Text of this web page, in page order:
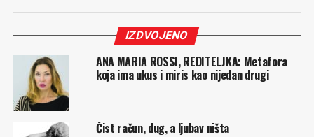
IZDVOJENO
ANA MARIA ROSSI, REDITELJKA: Metafora
koja ima ukus i miris kao nijedan drugi
Čist račun, dug, a ljubav ništa